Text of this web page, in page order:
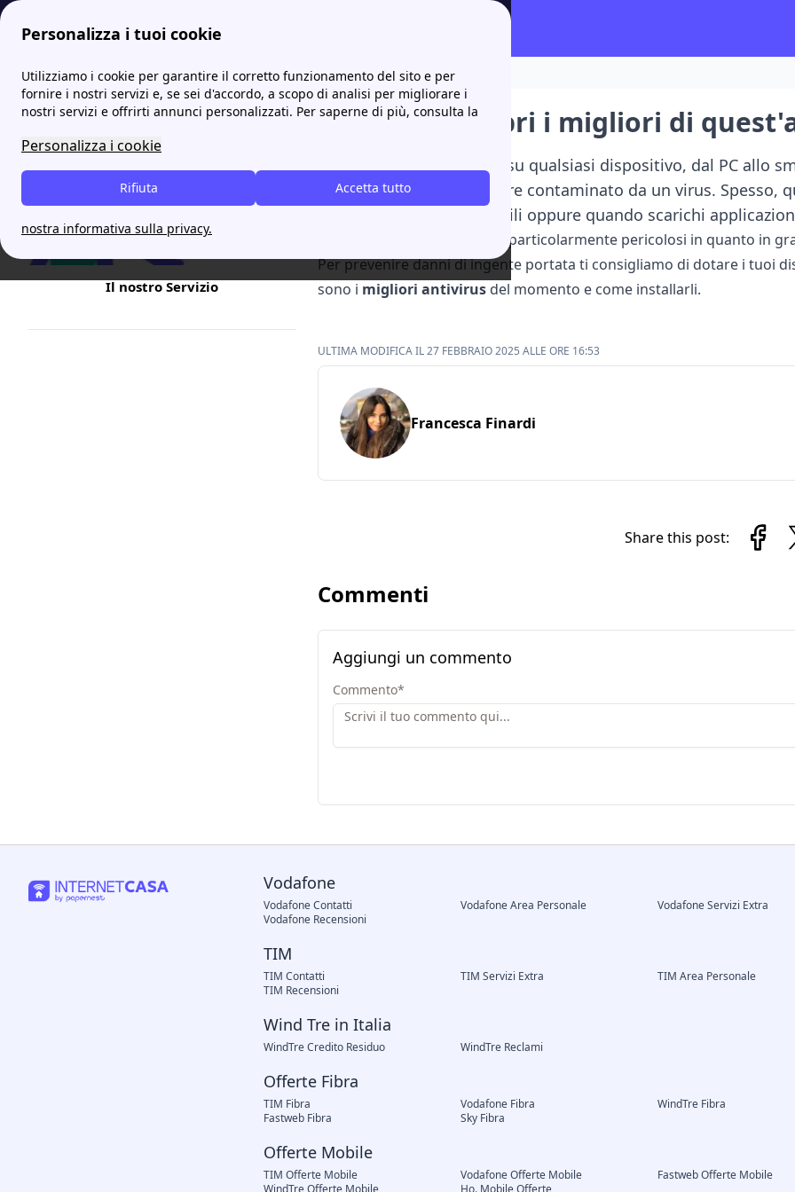
Personalizza i tuoi cookie
Utilizziamo i cookie per garantire il corretto funzionamento del sito e per
fornire i nostri servizi e, se sei d'accordo, a scopo di analisi per migliorare i
nostri servizi e offrirti annunci personalizzati. Per saperne di più, consulta la
Personalizza i cookie
Accetta tutto
Rifiuta
nostra informativa sulla privacy.
Internet Casa Antivirus: scopri i migliori di quest'anno
Il nostro Servizio
Antivirus: scopri i migliori di
Quando si naviga in rete su qualsiasi dispositivo, dal PC allo
il software rischia di essere contaminato da un virus.
clicchi su link non affidabili oppure quando scarichi
Alcuni virus possono essere particolarmente pericolosi in quanto in
Per prevenire danni di ingente portata ti consigliamo di dotare i tuoi
sono i migliori antivirus del momento e come installarli.
ULTIMA MODIFICA IL 27 FEBBRAIO 2025 ALLE ORE 16:53
Francesca Finardi
Share this post:
Commenti
Aggiungi un commento
Commento*
Vodafone
Vodafone Contatti Vodafone Area Personale
Vodafone Servizi Extra
Vodafone Recensioni
TIM
TIM Contatti TIM Servizi Extra
TIM Area Personale
TIM Recensioni
Wind Tre in Italia
WindTre Credito Residuo WindTre Reclami
Offerte Fibra
TIM Fibra Vodafone Fibra
WindTre Fibra
Fastweb Fibra
Sky Fibra
Offerte Mobile
TIM Offerte Mobile Vodafone Offerte Mobile
Fastweb Offerte Mobile
WindTre Offerte Mobile
Ho. Mobile Offerte